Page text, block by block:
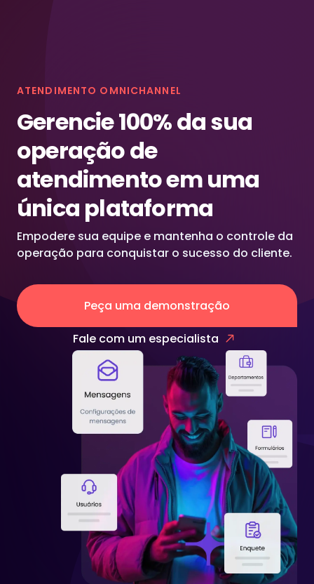
ATENDIMENTO OMNICHANNEL
Gerencie 100% da sua
operação de
atendimento em uma
única plataforma
Empodere sua equipe e mantenha o controle da
operação para conquistar o sucesso do cliente.
Peça uma demonstração
Fale com um especialista